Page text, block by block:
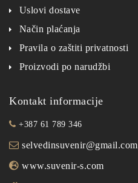
Uslovi dostave
Način plaćanja
Pravila o zaštiti privatnosti
Proizvodi po narudžbi
Kontakt informacije
+387 61 789 346
selvedinsuvenir@gmail.com
www.suvenir-s.com